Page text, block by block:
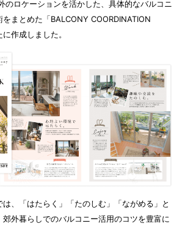
のロケーションを活かした、具体的なバルコニ
まとめた「BALCONY COORDINATION
作成しました。
は、「はたらく」「たのしむ」「ながめる」と
外暮らしでのバルコニー活用のコツを豊富に